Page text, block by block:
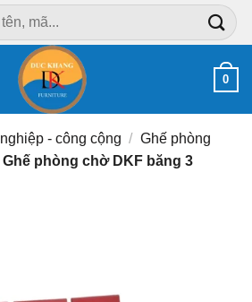
0
- công cộng / Ghế phòng
Ghế phòng chờ DKF băng 3